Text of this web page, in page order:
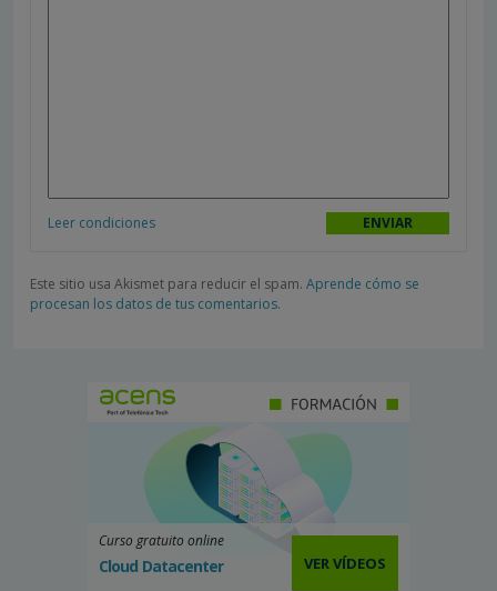
Leer condiciones
Este sitio usa Akismet para reducir el spam. Aprende cómo se
procesan los datos de tus comentarios.
Curso gratuito online
Cloud Datacenter VER VÍDEOS